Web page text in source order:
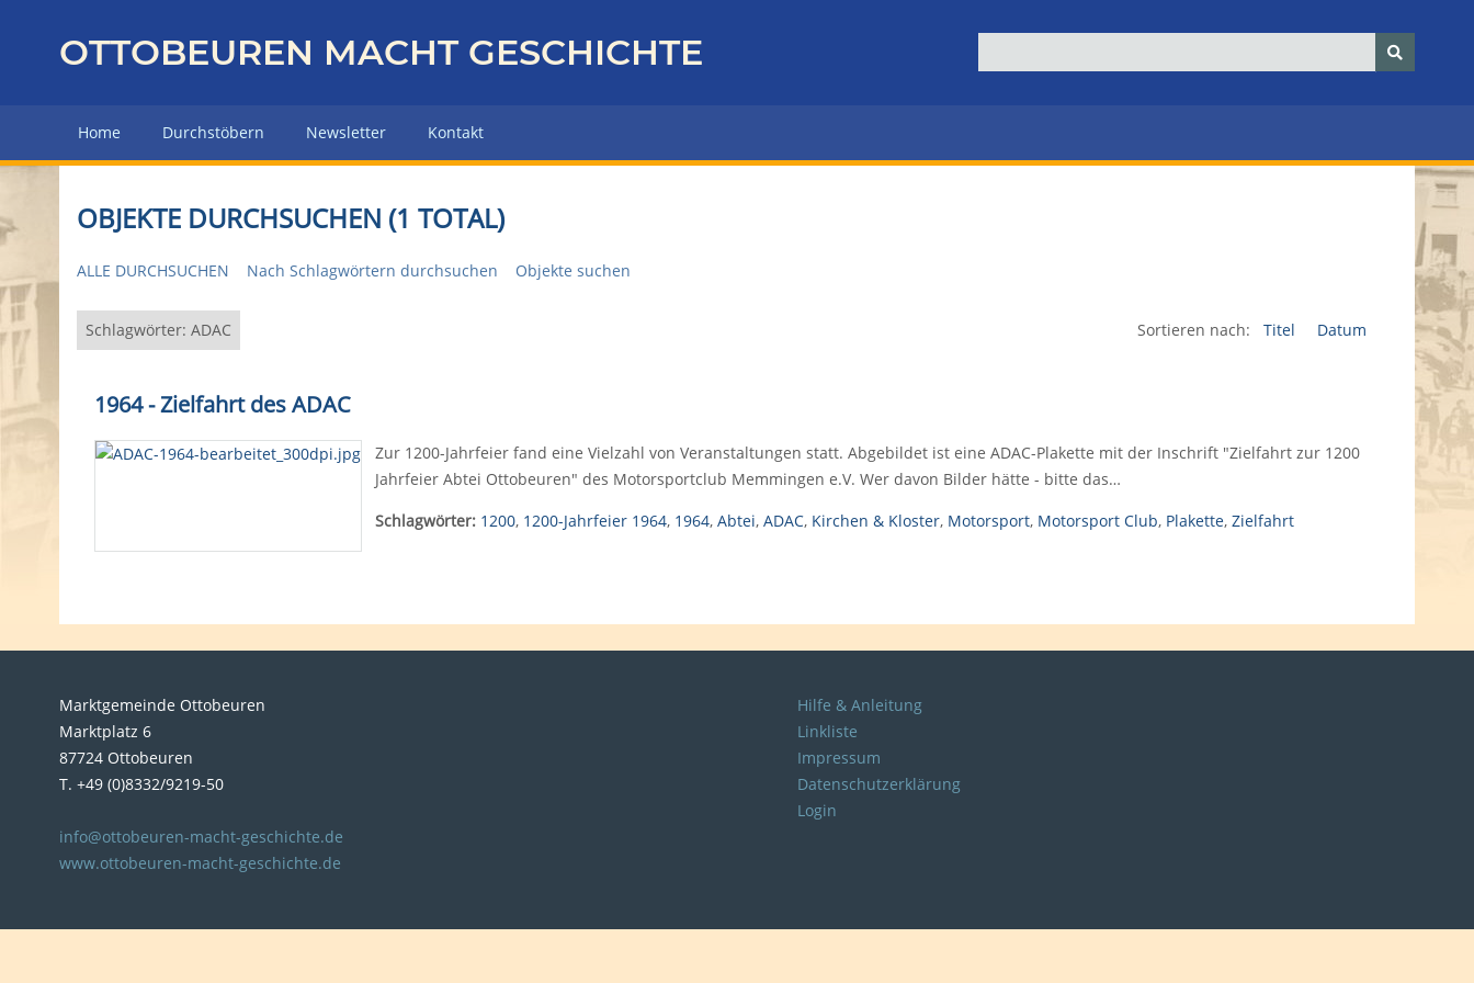
z
r
H
u
p
e
OTTOBEUREN MACHT GESCHICHTE
Home Durchstöbern Newsletter Kontakt
OBJEKTE DURCHSUCHEN (1 TOTAL)
ALLE DURCHSUCHEN Nach Schlagwörtern durchsuchen Objekte suchen
Schlagwörter: ADAC Sortieren nach: Titel Datum
1964 - Zielfahrt des ADAC
Zur 1200-Jahrfeier fand eine Vielzahl von Veranstaltungen statt. Abgebildet ist eine ADAC-Plakette mit der Inschrift "Zielfahrt zur 1200
Jahrfeier Abtei Ottobeuren" des Motorsportclub Memmingen e.V. Wer davon Bilder hätte - bitte das…
Schlagwörter: 1200, 1200-Jahrfeier 1964, 1964, Abtei, ADAC, Kirchen & Kloster, Motorsport, Motorsport Club, Plakette, Zielfahrt
Marktgemeinde Ottobeuren
Marktplatz 6
87724 Ottobeuren
T. +49 (0)8332/9219-50
info@ottobeuren-macht-geschichte.de
www.ottobeuren-macht-geschichte.de
Hilfe & Anleitung
Linkliste
Impressum
Datenschutzerklärung
Login